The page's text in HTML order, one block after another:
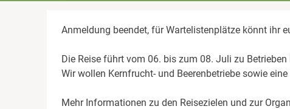
Anmeldung beendet, für Wartelistenplätze könnt ihr
Die Reise führt vom 06. bis zum 08. Juli zu
Wir wollen Kernfrucht- und Beerenbetriebe sowie
Mehr Informationen zu den Reisezielen und zur